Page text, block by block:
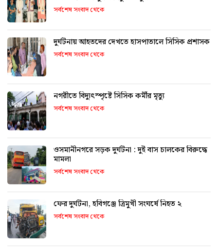
সর্বশেষ সংবাদ থেকে
দুর্ঘটনায় আহতদের দেখতে হাসপাতালে সিসিক প্রশাসক
সর্বশেষ সংবাদ থেকে
নগরীতে বিদ্যুৎস্পৃষ্টে সিসিক কর্মীর মৃত্যু
সর্বশেষ সংবাদ থেকে
ওসমানীনগরে সড়ক দুর্ঘটনা : দুই বাস চালকের বিরুদ্ধে
মামলা
সর্বশেষ সংবাদ থেকে
ফের দুর্ঘটনা, হবিগঞ্জে ত্রিমুখী সংঘর্ষে নিহত ২
সর্বশেষ সংবাদ থেকে